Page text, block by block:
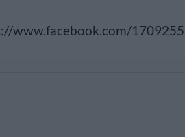
www.facebook.com/